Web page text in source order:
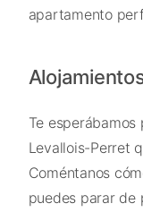
apartamento
Te
Levallois-Perret
Coméntanos
puedes parar de